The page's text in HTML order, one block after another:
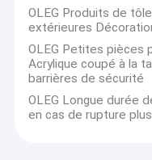
OLEG Produits de
extérieures
OLEG Petites pièces
Acrylique coupé à la
barrières de sécurité
OLEG Longue durée
en cas de rupture